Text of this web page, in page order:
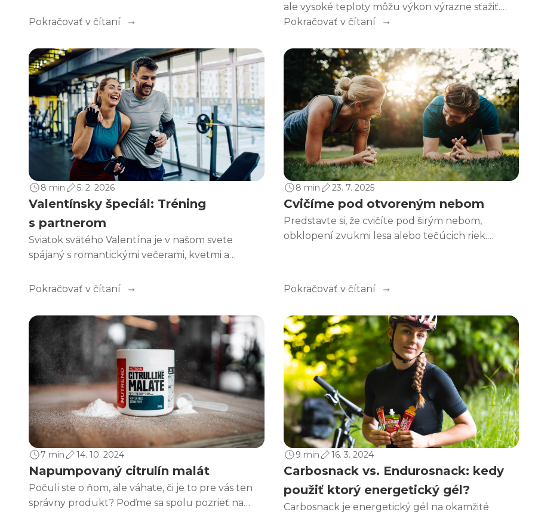
ovplyvňuje a ako ho môžete pomocou tréningu,
zlepšovať. Pretože lepšia kondícia nie je len o
číslach, ale hlavne o energii, výkone a radosti z
pohybu.
Pokračovať v čítaní
ale vysoké teploty môžu výkon výrazne sťažiť.
Zistite, na čo si dávať pozor pri športe v horúčave,
aby zvládlo aktívne leto bezpečne a s väčšou
istotou.
Pokračovať v čítaní
8 min 5. 2. 2026
Valentínsky špeciál: Tréning
s partnerom
Sviatok svätého Valentína je v našom svete
spájaný s romantickými večerami, kvetmi a
pridáme aj proteínový dezert a občas aj pocit
preženieme.
Pokračovať v čítaní
8 min 23. 7. 2025
Cvičíme pod otvoreným nebom
Predstavte si, že cvičíte pod širým nebom,
obklopení zvukmi lesa alebo tečúcich riek.
Pokračovať v čítaní
7 min 14. 10. 2024
Napumpovaný citrulín malát
Počuli ste o ňom, ale váhate, či je to pre vás ten
správny produkt? Poďme sa spolu pozrieť na
9 min 16. 3. 2024
Carbosnack vs. Endurosnack: kedy
použiť ktorý energetický gél?
Carbosnack je energetický gél na okamžité